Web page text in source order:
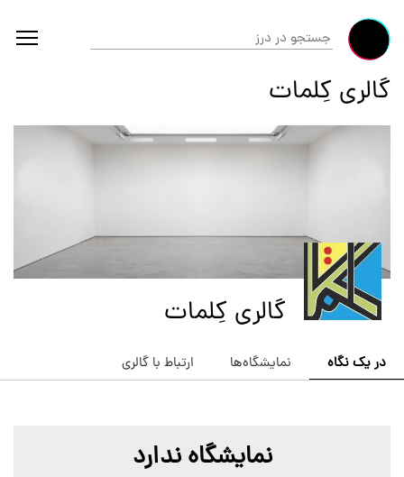
گالری کِلمات
گالری کِلمات
در یک نگاه نمایشگاه‌ها ارتباط با گالری
نمایشگاه ندارد